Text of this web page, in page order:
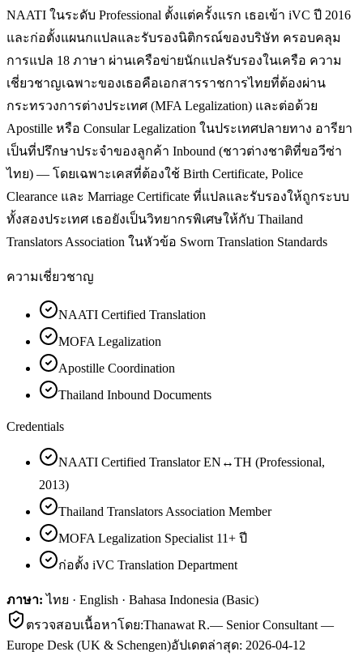
NAATI ในระดับ Professional ตั้งแต่ครั้งแรก เธอเข้า iVC ปี 2016
และก่อตั้งแผนกแปลและรับรองนิติกรณ์ของบริษัท ครอบคลุม
การแปล 18 ภาษา ผ่านเครือข่ายนักแปลรับรองในเครือ ความ
เชี่ยวชาญเฉพาะของเธอคือเอกสารราชการไทยที่ต้องผ่าน
กระทรวงการต่างประเทศ (MFA Legalization) และต่อด้วย
Apostille หรือ Consular Legalization ในประเทศปลายทาง อารียา
เป็นที่ปรึกษาประจำของลูกค้า Inbound (ชาวต่างชาติที่ขอวีซ่า
ไทย) — โดยเฉพาะเคสที่ต้องใช้ Birth Certificate, Police
Clearance และ Marriage Certificate ที่แปลและรับรองให้ถูกระบบ
ทั้งสองประเทศ เธอยังเป็นวิทยากรพิเศษให้กับ Thailand
Translators Association ในหัวข้อ Sworn Translation Standards
ความเชี่ยวชาญ
NAATI Certified Translation
MOFA Legalization
Apostille Coordination
Thailand Inbound Documents
Credentials
NAATI Certified Translator EN↔TH (Professional,
2013)
Thailand Translators Association Member
MOFA Legalization Specialist 11+ ปี
ก่อตั้ง iVC Translation Department
ภาษา: ไทย · English · Bahasa Indonesia (Basic)
ตรวจสอบเนื้อหาโดย:Thanawat R.— Senior Consultant —
Europe Desk (UK & Schengen)อัปเดตล่าสุด: 2026-04-12